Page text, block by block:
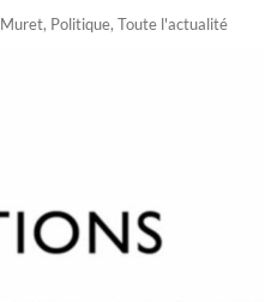
Muret, Politique, Toute l'actualité